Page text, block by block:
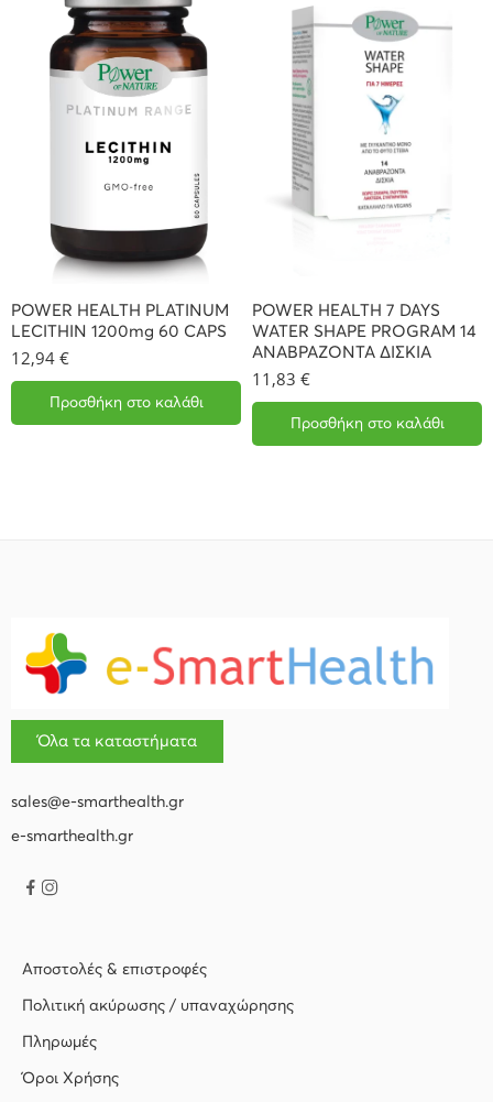
POWER HEALTH PLATINUM
LECITHIN 1200mg 60 CAPS
12,94 €
Προσθήκη στο καλάθι
POWER HEALTH 7 DAYS
WATER SHAPE PROGRAM 14
ΑΝΑΒΡΑΖΟΝΤΑ ΔΙΣΚΙΑ
11,83 €
Προσθήκη στο καλάθι
Όλα τα καταστήματα
sales@e-smarthealth.gr
e-smarthealth.gr
Αποστολές & επιστροφές
Πολιτική ακύρωσης / υπαναχώρησης
Πληρωμές
Όροι Χρήσης